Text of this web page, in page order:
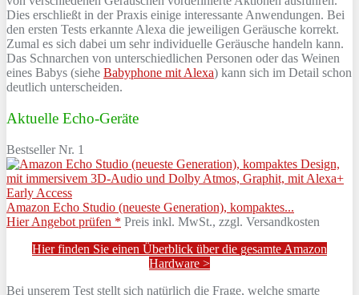
Dies erschließt in der Praxis einige interessante Anwendungen. Bei
den ersten Tests erkannte Alexa die jeweiligen Geräusche korrekt.
Zumal es sich dabei um sehr individuelle Geräusche handeln kann.
Das Schnarchen von unterschiedlichen Personen oder das Weinen
eines Babys (siehe Babyphone mit Alexa) kann sich im Detail schon
deutlich unterscheiden.
Aktuelle Echo-Geräte
Bestseller Nr. 1
Amazon Echo Studio (neueste Generation), kompaktes...
Hier Angebot prüfen * Preis inkl. MwSt., zzgl. Versandkosten
Hier finden Sie einen Überblick über die gesamte Amazon
Hardware >
Bei unserem Test stellt sich natürlich die Frage, welche smarte